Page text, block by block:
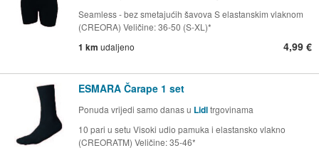
Seamless - bez smetajućih šavova S elastanskim vlaknom
(CREORA) Veličine: 36-50 (S-XL)*
1 km udaljeno 4,99 €
ESMARA Čarape 1 set
Ponuda vrijedi samo danas u Lidltrgovinama
10 pari u setu Visoki udio pamuka i elastansko vlakno
(CREORATM) Veličine: 35-46*